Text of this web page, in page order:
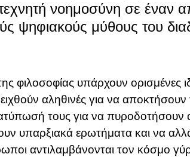
νοημοσύνη σε έναν
ψηφιακούς μύθους του
φιλοσοφίας υπάρχουν ορισμένες
αληθινές για να αποκτήσουν
τους για να πυροδοτήσουν
υπαρξιακά ερωτήματα και να
αντιλαμβάνονται τον κόσμο